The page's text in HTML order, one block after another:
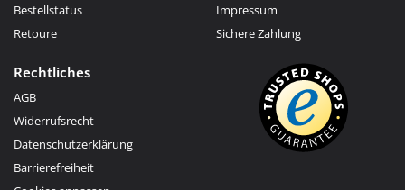
Bestellstatus
Retoure
Impressum
Sichere Zahlung
Rechtliches
AGB
Widerrufsrecht
Datenschutzerklärung
Barrierefreiheit